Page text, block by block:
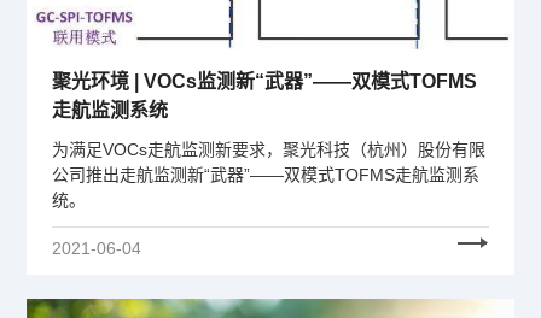
聚光环境 | VOCs监测新“武器”——双模式TOFMS
走航监测系统
为满足VOCs走航监测新要求，聚光科技（杭州）股份有限
公司推出走航监测新“武器”——双模式TOFMS走航监测系
统。
2021-06-04